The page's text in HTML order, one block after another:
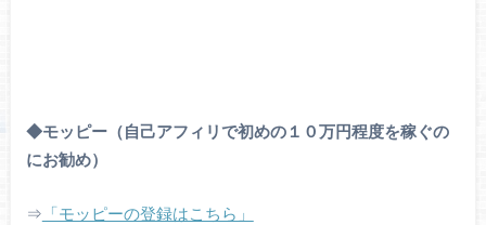
◆モッピー（自己アフィリで初めの１０万円程度を稼ぐの
にお勧め）
⇒ 「モッピーの登録はこちら」